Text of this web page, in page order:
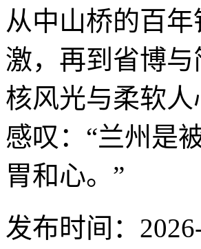
从中山桥的百
激，再到省博
核风光与柔软
感叹：“兰州是
胃和心。”
发布时间：